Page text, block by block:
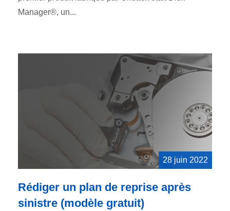
Manager®, un...
28 juin 2022
Rédiger un plan de reprise après
sinistre (modèle gratuit)